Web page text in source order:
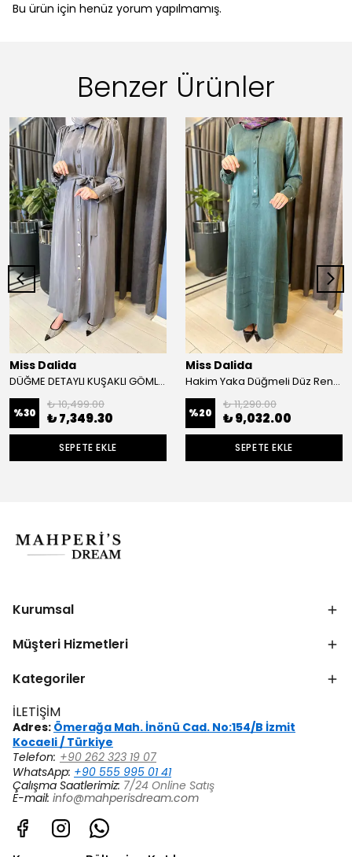
Bu ürün için henüz yorum yapılmamış.
Benzer Ürünler
Miss Dalida
DÜĞME DETAYLI KUŞAKLI GÖMLEK YAKA ELBİSE
%30
₺ 10,499.00
₺ 7,349.30
SEPETE EKLE
Miss Dalida
Hakim Yaka Düğmeli Düz Renk Elbise
%20
₺ 11,290.00
₺ 9,032.00
SEPETE EKLE
Kurumsal
Müşteri Hizmetleri
Kategoriler
İLETİŞİM
Adres: Ömerağa Mah. İnönü Cad. No:154/B İzmit
Kocaeli / Türkiye
Telefon: +90 262 323 19 07
WhatsApp: +90 555 995 01 41
Çalışma Saatlerimiz: 7/24 Online Satış
E-mail: info@mahperisdream.com